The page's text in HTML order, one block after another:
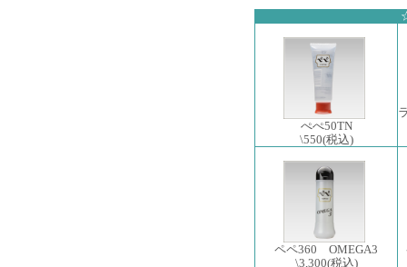
ぺぺ50TN
\550(税込)
ペペ360 OMEGA3
\3,300(税込)